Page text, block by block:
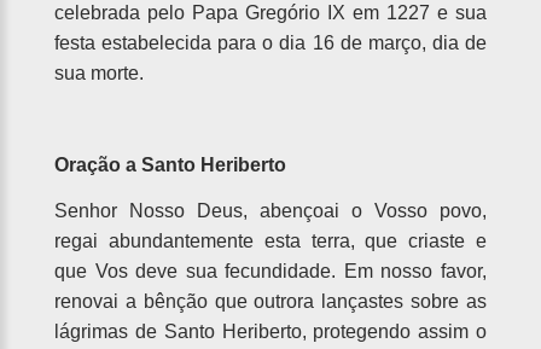
celebrada pelo Papa Gregório IX em 1227 e sua
festa estabelecida para o dia 16 de março, dia de
sua morte.
Oração a Santo Heriberto
Senhor Nosso Deus, abençoai o Vosso povo,
regai abundantemente esta terra, que criaste e
que Vos deve sua fecundidade. Em nosso favor,
renovai a bênção que outrora lançastes sobre as
lágrimas de Santo Heriberto, protegendo assim o